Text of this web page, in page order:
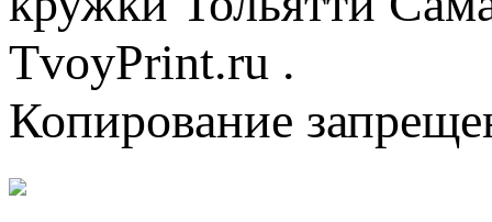
TvoyPrint.ru .
Копирование